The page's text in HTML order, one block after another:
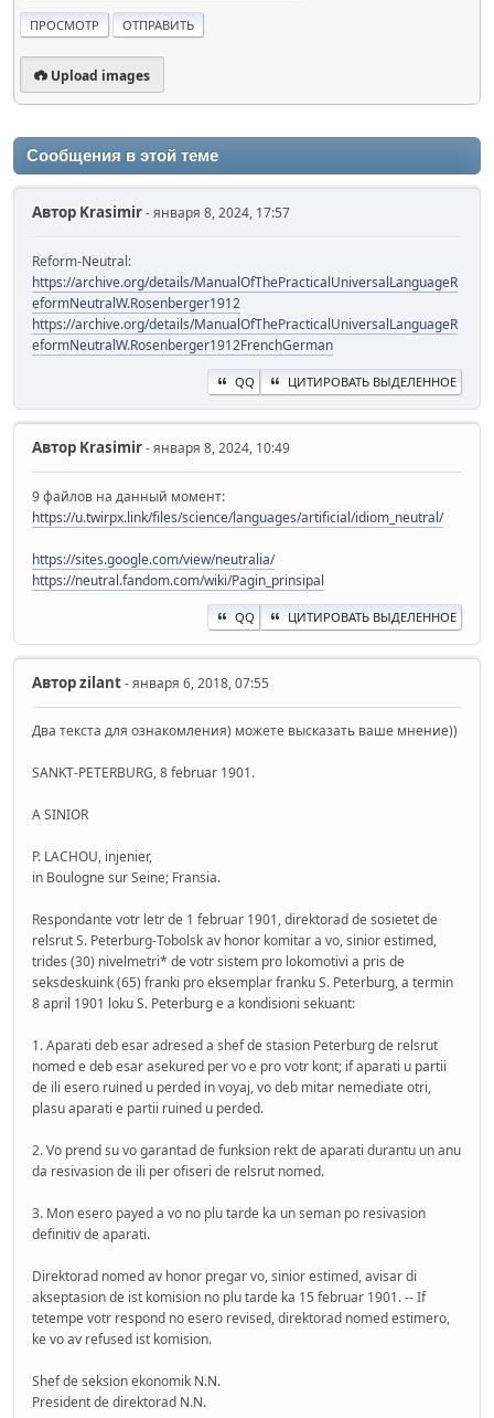
Upload images
Сообщения в этой теме
Автор Krasimir- января 8, 2024, 17:57
Reform-Neutral:
https://archive.org/details/ManualOfThePracticalUniversalLanguageR
eformNeutralW.Rosenberger1912
https://archive.org/details/ManualOfThePracticalUniversalLanguageR
eformNeutralW.Rosenberger1912FrenchGerman
QQ ЦИТИРОВАТЬ ВЫДЕЛЕННОЕ
Автор Krasimir- января 8, 2024, 10:49
9 файлов на данный момент:
https://u.twirpx.link/files/science/languages/artificial/idiom_neutral/
https://sites.google.com/view/neutralia/
https://neutral.fandom.com/wiki/Pagin_prinsipal
QQ ЦИТИРОВАТЬ ВЫДЕЛЕННОЕ
Авторzilant- января 6, 2018, 07:55
Два текста для ознакомления) можете высказать ваше мнение))
SANKT-PETERBURG, 8 februar 1901.
A SINIOR
P. LACHOU, injenier,
in Boulogne sur Seine; Fransia.
Respondante votr letr de 1 februar 1901, direktorad de sosietet de
relsrut S. Peterburg-Tobolsk av honor komitar a vo, sinior estimed,
trides (30) nivelmetri* de votr sistem pro lokomotivi a pris de
seksdeskuink (65) franki pro eksemplar franku S. Peterburg, a termin
8 april 1901 loku S. Peterburg e a kondisioni sekuant:
1. Aparati deb esar adresed a shef de stasion Peterburg de relsrut
nomed e deb esar asekured per vo e pro votr kont; if aparati u partii
de ili esero ruined u perded in voyaj, vo deb mitar nemediate otri,
plasu aparati e partii ruined u perded.
2. Vo prend su vo garantad de funksion rekt de aparati durantu un anu
da resivasion de ili per ofiseri de relsrut nomed.
3. Mon esero payed a vo no plu tarde ka un seman po resivasion
definitiv de aparati.
Direktorad nomed av honor pregar vo, sinior estimed, avisar di
akseptasion de ist komision no plu tarde ka 15 februar 1901. -- If
tetempe votr respond no esero revised, direktorad nomed estimero,
ke vo av refused ist komision.
Shef de seksion ekonomik N.N.
President de direktorad N.N.